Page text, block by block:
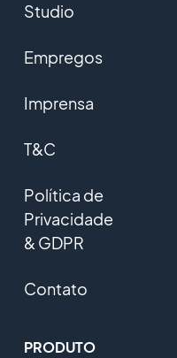
Studio
Empregos
Imprensa
T&C
Política de
Privacidade
& GDPR
Contato
PRODUTO